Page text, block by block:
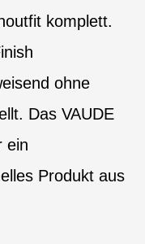
komplett.
ohne
Das VAUDE
ein
Produkt aus